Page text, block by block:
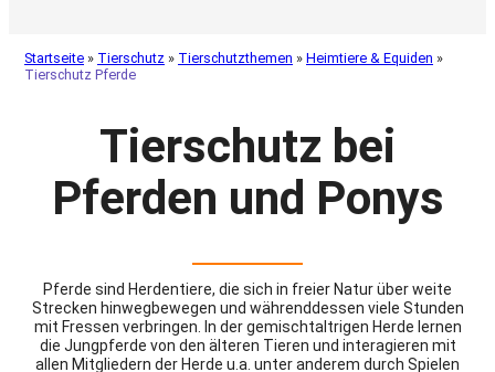
Startseite » Tierschutz » Tierschutzthemen » Heimtiere & Equiden »
Tierschutz Pferde
Tierschutz bei
Pferden und Ponys
Pferde sind Herdentiere, die sich in freier Natur über weite
Strecken hinwegbewegen und währenddessen viele Stunden
mit Fressen verbringen. In der gemischtaltrigen Herde lernen
die Jungpferde von den älteren Tieren und interagieren mit
allen Mitgliedern der Herde u.a. unter anderem durch Spielen